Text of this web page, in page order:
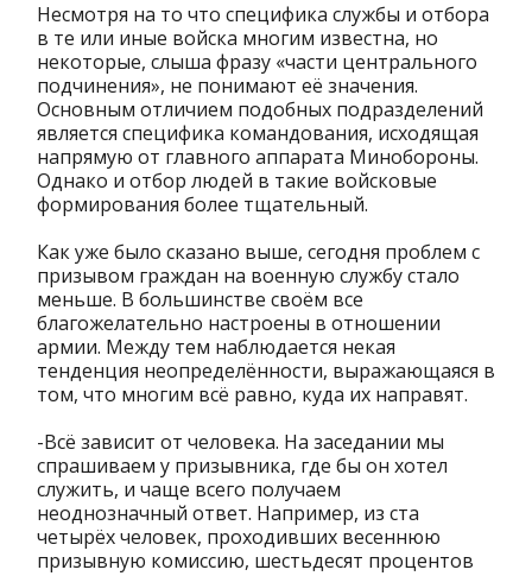
Несмотря на то что специфика службы и отбора
в те или иные войска многим известна, но
некоторые, слыша фразу «части центрального
подчинения», не понимают её значения.
Основным отличием подобных подразделений
является специфика командования, исходящая
напрямую от главного аппарата Минобороны.
Однако и отбор людей в такие войсковые
формирования более тщательный.
Как уже было сказано выше, сегодня проблем с
призывом граждан на военную службу стало
меньше. В большинстве своём все
благожелательно настроены в отношении
армии. Между тем наблюдается некая
тенденция неопределённости, выражающаяся в
том, что многим всё равно, куда их направят.
-Всё зависит от человека. На заседании мы
спрашиваем у призывника, где бы он хотел
служить, и чаще всего получаем
неоднозначный ответ. Например, из ста
четырёх человек, проходивших весеннюю
призывную комиссию, шестьдесят процентов